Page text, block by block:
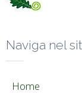
Naviga nel
Home